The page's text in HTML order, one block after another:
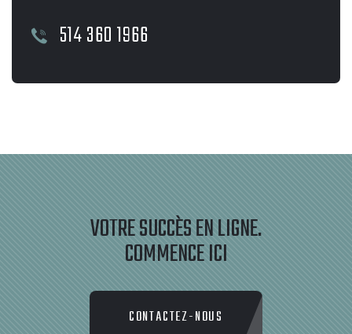
514 360 1966
VOTRE SUCCÈS EN LIGNE.
COMMENCE ICI
CONTACTEZ-NOUS